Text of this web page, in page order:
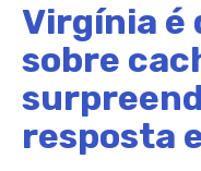
Virgínia é
sobre
resposta